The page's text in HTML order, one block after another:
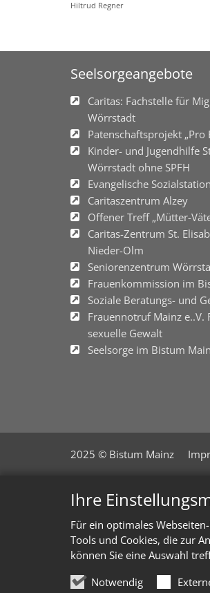
Ihre
Für ein optimales
Tools und Cookies, die zur
können Sie eine Auswahl
Notwendig
Hiltrud Regner
Seelsorgeangebote
Caritas: Fachstelle für
Wörrstadt
Patenschaftsprojekt
Kinder- und Jugendhilfe
Wörrstadt ohne SPFH
Evangelische
Caritaszentrum Alzey
Offener Treff „Mütter-
Caritas-Zentrum St.
Nieder-Olm
Seniorenzentrum
Frauenkommission im
Soziale Beratungs- und
Frauennotruf Mainz e..V.
sexuelle Gewalt
Seelsorge im Bistum
2025 © Bistum Mainz